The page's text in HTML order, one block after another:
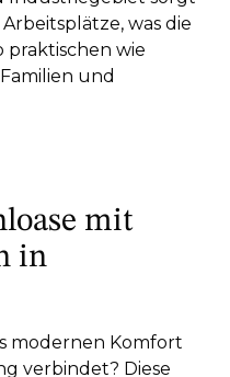
was die
praktischen wie
und
mit
in
modernen Komfort
verbindet? Diese